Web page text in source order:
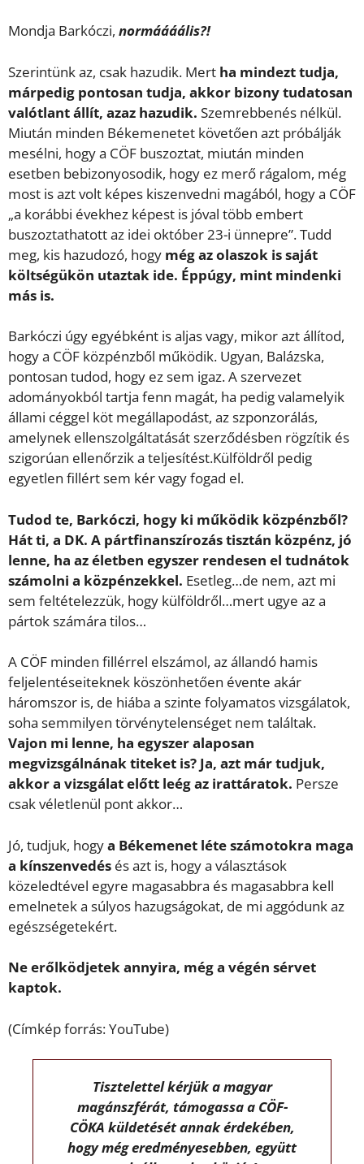
Mondja Barkóczi, normáááális?!
Szerintünk az, csak hazudik. Mert ha mindezt tudja,
márpedig pontosan tudja, akkor bizony tudatosan
valótlant állít, azaz hazudik. Szemrebbenés nélkül.
Miután minden Békemenetet követően azt próbálják
mesélni, hogy a CÖF buszoztat, miután minden
esetben bebizonyosodik, hogy ez merő rágalom, még
most is azt volt képes kiszenvedni magából, hogy a CÖF
„a korábbi évekhez képest is jóval több embert
buszoztathatott az idei október 23-i ünnepre”. Tudd
meg, kis hazudozó, hogy még az olaszok is saját
költségükön utaztak ide. Éppúgy, mint mindenki
más is.
Barkóczi úgy egyébként is aljas vagy, mikor azt állítod,
hogy a CÖF közpénzből működik. Ugyan, Balázska,
pontosan tudod, hogy ez sem igaz. A szervezet
adományokból tartja fenn magát, ha pedig valamelyik
állami céggel köt megállapodást, az szponzorálás,
amelynek ellenszolgáltatását szerződésben rögzítik és
szigorúan ellenőrzik a teljesítést.Külföldről pedig
egyetlen fillért sem kér vagy fogad el.
Tudod te, Barkóczi, hogy ki működik közpénzből?
Hát ti, a DK. A pártfinanszírozás tisztán közpénz, jó
lenne, ha az életben egyszer rendesen el tudnátok
számolni a közpénzekkel. Esetleg…de nem, azt mi
sem feltételezzük, hogy külföldről…mert ugye az a
pártok számára tilos…
A CÖF minden fillérrel elszámol, az állandó hamis
feljelentéseiteknek köszönhetően évente akár
háromszor is, de hiába a szinte folyamatos vizsgálatok,
soha semmilyen törvénytelenséget nem találtak.
Vajon mi lenne, ha egyszer alaposan
megvizsgálnának titeket is? Ja, azt már tudjuk,
akkor a vizsgálat előtt leég az irattáratok. Persze
csak véletlenül pont akkor…
Jó, tudjuk, hogya Békemenet léte számotokra maga
a kínszenvedés és azt is, hogy a választások
közeledtével egyre magasabbra és magasabbra kell
emelnetek a súlyos hazugságokat, de mi aggódunk az
egészségetekért.
Ne erőlködjetek annyira, még a végén sérvet
kaptok.
(Címkép forrás: YouTube)
Tisztelettel kérjük a magyar
magánszférát, támogassa a CÖF-
CÖKA küldetését annak érdekében,
hogy még eredményesebben, együtt